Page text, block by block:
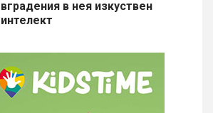
вградения в нея изкуствен
интелект